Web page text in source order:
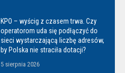
KPO – wyścig z czasem trwa. Czy
operatorom uda się podłączyć do
sieci wystarczającą liczbę adresów,
by Polska nie straciła dotacji?
5 sierpnia 2026